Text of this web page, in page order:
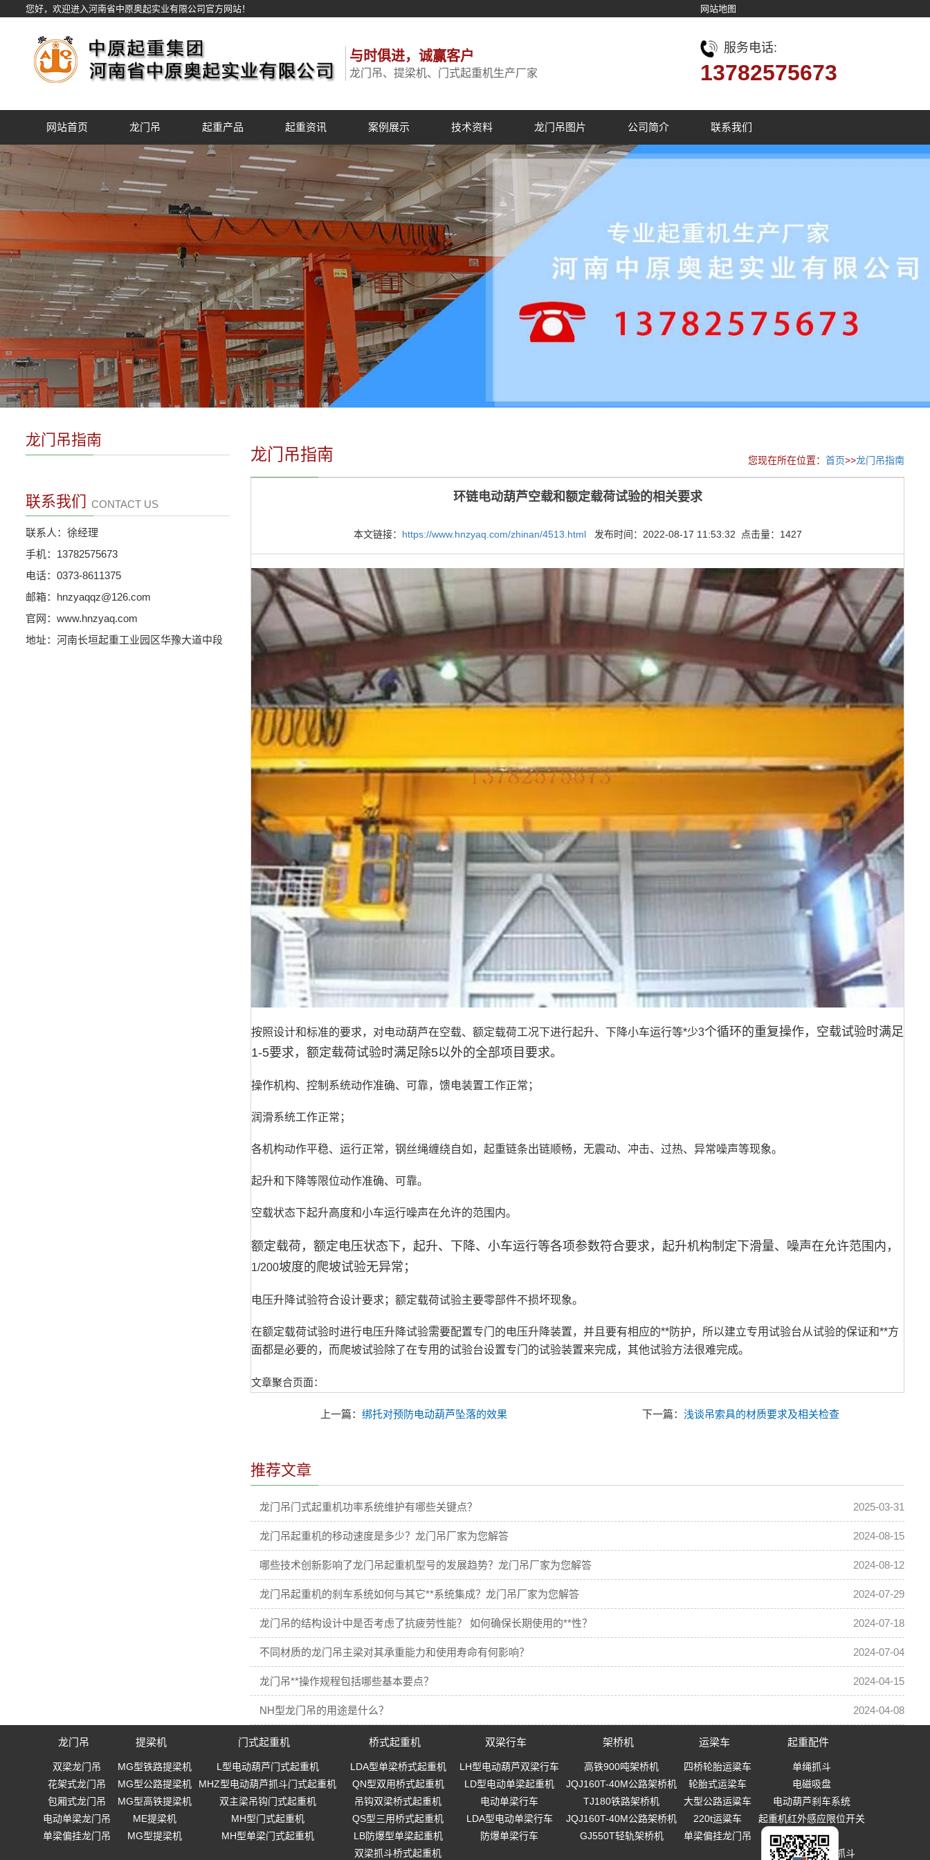
您好，欢迎进入河南省中原奥起实业有限公司官方网站！ 网站地图
与时俱进，诚赢客户
龙门吊、提梁机、门式起重机生产厂家
服务电话:
13782575673
网站首页 龙门吊 起重产品 起重资讯 案例展示 技术资料 龙门吊图片 公司简介 联系我们
龙门吊指南 您现在所在位置： 首页>>龙门吊指南
环链电动葫芦空载和额定载荷试验的相关要求
本文链接： https://www.hnzyaq.com/zhinan/4513.html发布时间：2022-08-17 11:53:32 点击量：1427
按照设计和标准的要求，对电动葫芦在空载、额定载荷工况下进行起升、下降小车运行等*少3个循环的重复操作，空载试验时满足
1-5要求，额定载荷试验时满足除5以外的全部项目要求。
操作机构、控制系统动作准确、可靠，馈电装置工作正常；
润滑系统工作正常；
各机构动作平稳、运行正常，钢丝绳缠绕自如，起重链条出链顺畅，无震动、冲击、过热、异常噪声等现象。
起升和下降等限位动作准确、可靠。
空载状态下起升高度和小车运行噪声在允许的范围内。
额定载荷，额定电压状态下，起升、下降、小车运行等各项参数符合要求，起升机构制定下滑量、噪声在允许范围内，
1/200坡度的爬坡试验无异常；
电压升降试验符合设计要求；额定载荷试验主要零部件不损坏现象。
在额定载荷试验时进行电压升降试验需要配置专门的电压升降装置，并且要有相应的**防护，所以建立专用试验台从试验的保证和**方
面都是必要的，而爬坡试验除了在专用的试验台设置专门的试验装置来完成，其他试验方法很难完成。
文章聚合页面：
上一篇：绑托对预防电动葫芦坠落的效果 下一篇：浅谈吊索具的材质要求及相关检查
推荐文章
龙门吊门式起重机功率系统维护有哪些关键点？ 2025-03-31
龙门吊起重机的移动速度是多少？龙门吊厂家为您解答 2024-08-15
哪些技术创新影响了龙门吊起重机型号的发展趋势？龙门吊厂家为您解答 2024-08-12
龙门吊起重机的刹车系统如何与其它**系统集成？龙门吊厂家为您解答 2024-07-29
龙门吊的结构设计中是否考虑了抗疲劳性能？ 如何确保长期使用的**性？ 2024-07-18
不同材质的龙门吊主梁对其承重能力和使用寿命有何影响？ 2024-07-04
龙门吊**操作规程包括哪些基本要点？ 2024-04-15
NH型龙门吊的用途是什么？ 2024-04-08
龙门吊指南
联系我们 CONTACT US
联系人：徐经理
手机：13782575673
电话：0373-8611375
邮箱：hnzyaqqz@126.com
官网：www.hnzyaq.com
地址：河南长垣起重工业园区华豫大道中段
龙门吊
双梁龙门吊
花架式龙门吊
包厢式龙门吊
电动单梁龙门吊
单梁偏挂龙门吊
提梁机
MG型铁路提梁机
MG型公路提梁机
MG型高铁提梁机
ME提梁机
MG型提梁机
门式起重机
L型电动葫芦门式起重机
MHZ型电动葫芦抓斗门式起重机
双主梁吊钩门式起重机
MH型门式起重机
MH型单梁门式起重机
桥式起重机
LDA型单梁桥式起重机
QN型双用桥式起重机
吊钩双梁桥式起重机
QS型三用桥式起重机
LB防爆型单梁起重机
双梁抓斗桥式起重机
双梁行车
LH型电动葫芦双梁行车
LD型电动单梁起重机
电动单梁行车
LDA型电动单梁行车
防爆单梁行车
架桥机
高铁900吨架桥机
JQJ160T-40M公路架桥机
TJ180铁路架桥机
JQJ160T-40M公路架桥机
GJ550T轻轨架桥机
运梁车
四桥轮胎运粱车
轮胎式运梁车
大型公路运粱车
220t运粱车
单梁偏挂龙门吊
起重配件
单绳抓斗
电磁吸盘
电动葫芦刹车系统
起重机红外感应限位开关
起重吊钩
多瓣式机械设备抓斗